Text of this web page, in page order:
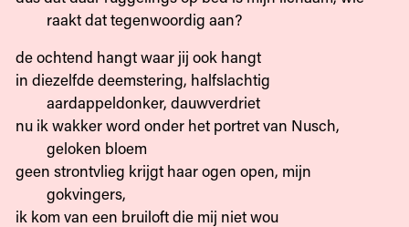
raakt dat tegenwoordig aan?
de ochtend hangt waar jij ook hangt
in diezelfde deemstering, halfslachtig
aardappeldonker, dauwverdriet
nu ik wakker word onder het portret van Nusch,
geloken bloem
geen strontvlieg krijgt haar ogen open, mijn
gokvingers,
ik kom van een bruiloft die mij niet wou